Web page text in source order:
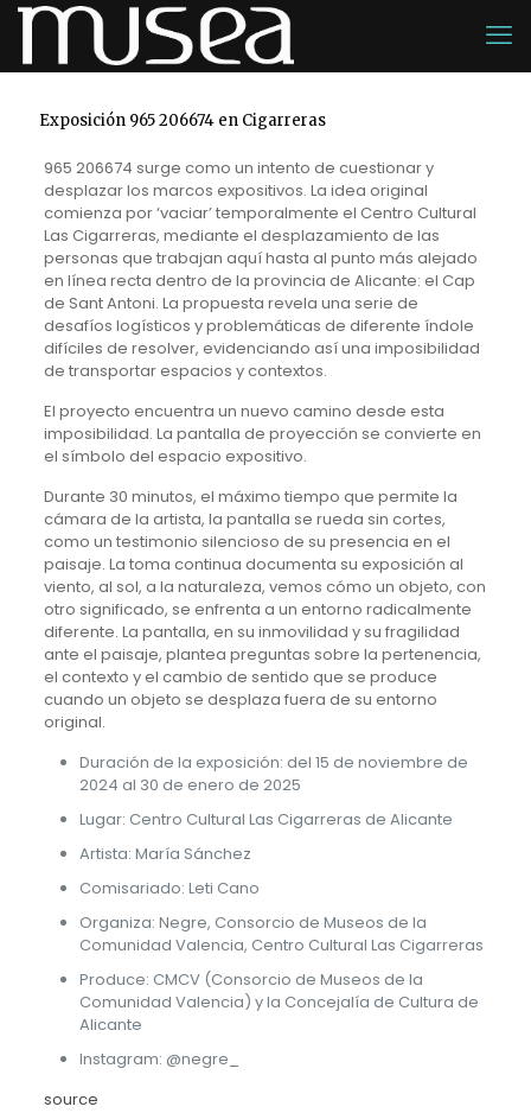
Exposición 965 206674 en Cigarreras
965 206674 surge como un intento de cuestionar y
desplazar los marcos expositivos. La idea original
comienza por ‘vaciar’ temporalmente el Centro Cultural
Las Cigarreras, mediante el desplazamiento de las
personas que trabajan aquí hasta al punto más alejado
en línea recta dentro de la provincia de Alicante: el Cap
de Sant Antoni. La propuesta revela una serie de
desafíos logísticos y problemáticas de diferente índole
difíciles de resolver, evidenciando así una imposibilidad
de transportar espacios y contextos.
El proyecto encuentra un nuevo camino desde esta
imposibilidad. La pantalla de proyección se convierte en
el símbolo del espacio expositivo.
Durante 30 minutos, el máximo tiempo que permite la
cámara de la artista, la pantalla se rueda sin cortes,
como un testimonio silencioso de su presencia en el
paisaje. La toma continua documenta su exposición al
viento, al sol, a la naturaleza, vemos cómo un objeto, con
otro significado, se enfrenta a un entorno radicalmente
diferente. La pantalla, en su inmovilidad y su fragilidad
ante el paisaje, plantea preguntas sobre la pertenencia,
el contexto y el cambio de sentido que se produce
cuando un objeto se desplaza fuera de su entorno
original.
Duración de la exposición: del 15 de noviembre de
2024 al 30 de enero de 2025
Lugar: Centro Cultural Las Cigarreras de Alicante
Artista: María Sánchez
Comisariado: Leti Cano
Organiza: Negre, Consorcio de Museos de la
Comunidad Valencia, Centro Cultural Las Cigarreras
Produce: CMCV (Consorcio de Museos de la
Comunidad Valencia) y la Concejalía de Cultura de
Alicante
Instagram: @negre_
source